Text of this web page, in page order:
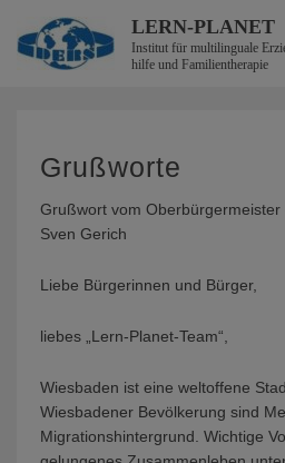
LERN-PLANET
Institut für multilinguale
hilfe und Familientherapie
Grußworte
Grußwort vom Oberbürgermeister
Sven Gerich
Liebe Bürgerinnen und Bürger,
liebes „Lern-Planet-Team“,
Wiesbaden ist eine weltoffene
Wiesbadener Bevölkerung sind
Migrationshintergrund. Wichtige